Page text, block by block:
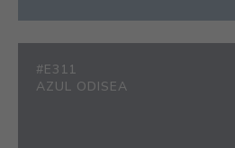
#E311
AZUL ODISEA